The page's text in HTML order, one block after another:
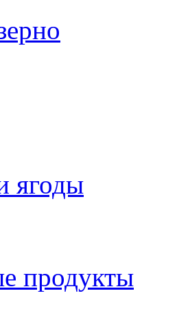
ягоды
продукты